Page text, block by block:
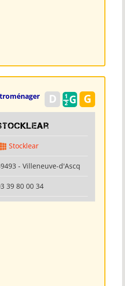
Stocklear
- Villeneuve-d'Ascq
39 80 00 34